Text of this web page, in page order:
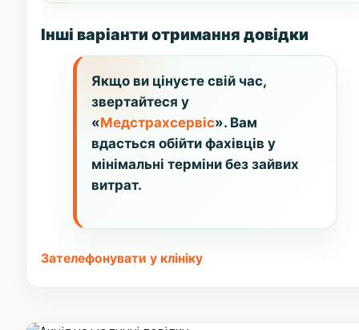
Інші варіанти отримання довідки
Якщо ви цінуєте свій час,
звертайтеся у
«Медстрахсервіс». Вам
вдасться обійти фахівців у
мінімальні терміни без зайвих
витрат.
Зателефонувати у клініку